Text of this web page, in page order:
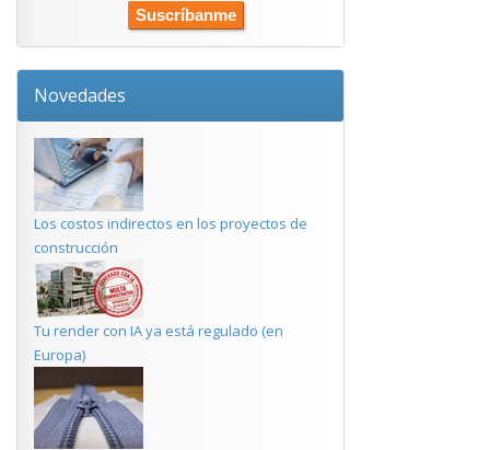
Novedades
Los costos indirectos en los proyectos de
construcción
Tu render con IA ya está regulado (en
Europa)